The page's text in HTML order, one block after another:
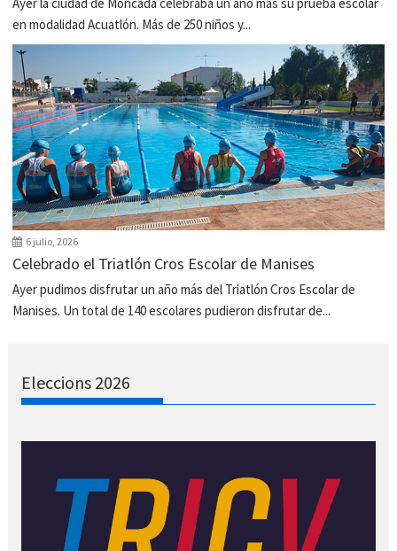
Ayer la ciudad de Moncada celebraba un año más su prueba escolar
en modalidad Acuatlón. Más de 250 niños y...
6 julio, 2026
Celebrado el Triatlón Cros Escolar de Manises
Ayer pudimos disfrutar un año más del Triatlón Cros Escolar de
Manises. Un total de 140 escolares pudieron disfrutar de...
Eleccions 2026